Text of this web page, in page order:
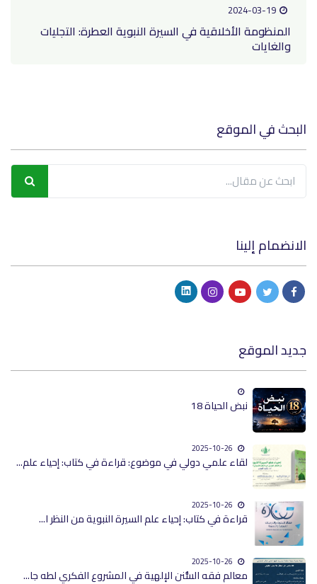
2024-03-19
المنظومة الأخلاقية في السيرة النبوية العطرة: التجليات
والغايات
البحث في الموقع
الانضمام إلينا
جديد الموقع
نبض الحياة 18
لقاء علمي دولي في موضوع: قراءة في كتاب: إحياء علم...
قراءة في كتاب: إحياء علم السيرة النبوية من النظر ا...
معالم فقه السُّنن الإلهية في المشروع الفكري لطه جا...